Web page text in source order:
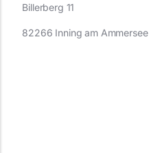
Billerberg 11
82266 Inning am Ammersee